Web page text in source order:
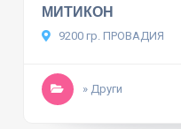
МИТИКОН
9200 гр. ПРОВАДИЯ
» Други